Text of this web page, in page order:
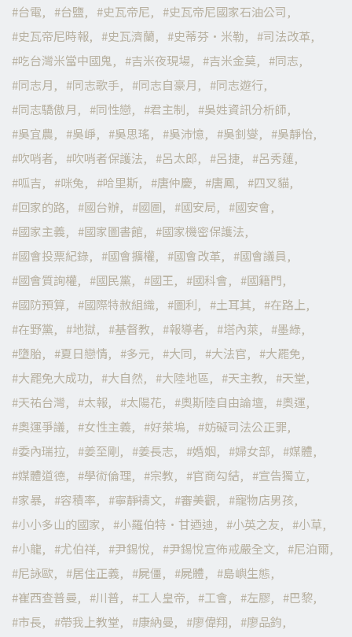
台電 台鹽 史瓦帝尼
史瓦帝尼國家石油公司
史瓦帝尼時報
史瓦濟蘭 史蒂芬·米勒
司法改革
吃台灣米當中國鬼
吉米夜現場 吉米金莫
同志
同志月
同志歌手 同志自豪月
同志遊行
同志驕傲月
同性戀 君主制
吳姓資訊分析師
吳宜農
吳崢 吳思瑤 吳沛憶 吳釗燮
吳靜怡
吹哨者
吹哨者保護法 呂太郎 呂捷
呂秀蓮
呱吉
咪兔 哈里斯 唐仲慶 唐鳳
四叉貓
回家的路
國台辦 國圖 國安局
國安會
國家主義
國家圖書館
國家機密保護法
國會投票紀錄
國會擴權 國會改革
國會議員
國會質詢權
國民黨 國王 國科會
國籍門
國防預算
國際特赦組織 圖利 土耳其
在路上
在野黨
地獄 基督教 報導者 塔內萊
墨綠
墮胎
夏日戀情 多元 大同 大法官
大罷免
大罷免大成功
大自然 大陸地區 天主教
天堂
天祐台灣
太報 太陽花 奧斯陸自由論壇
奧運
奧運爭議
女性主義 好萊塢
妨礙司法公正罪
委內瑞拉
姜至剛 姜長志 婚姻 婦女部
媒體
媒體道德
學術倫理 宗教 官商勾結
宣告獨立
家暴
容積率 寧靜禱文 審美觀
寵物店男孩
小小多山的國家
小羅伯特·甘迺迪 小英之友
小草
小龍
尤伯祥 尹錫悅 尹錫悅宣佈戒嚴全文
尼泊爾
尼詠歐
居住正義 屍僵 屍體
島嶼生態
崔西查普曼
川普 工人皇帝 工會 左膠
巴黎
市長
帶我上教堂 康納曼 廖偉翔
廖品鈞